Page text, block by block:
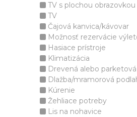
TV s plochou obrazovkou
TV
Čajová kanvica/kávovar
Možnosť rezervácie
Hasiace prístroje
Klimatizácia
Drevená alebo
Dlažba/mramorová
Kúrenie
Žehliace potreby
Lis na nohavice